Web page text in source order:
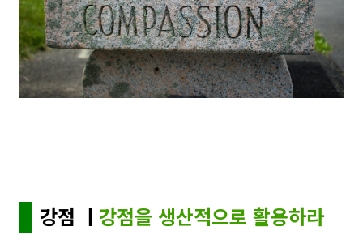
강점 ㅣ 강점을 생산적으로 활용하라